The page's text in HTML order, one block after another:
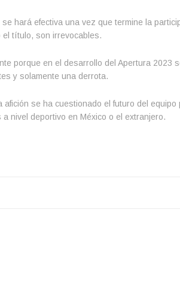
hará efectiva una vez que termine la
el título, son irrevocables.
porque en el desarrollo del Apertura 2023
y solamente una derrota.
se ha cuestionado el futuro del equipo
nivel deportivo en México o el extranjero.